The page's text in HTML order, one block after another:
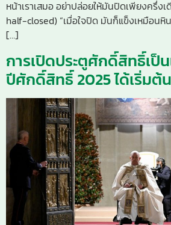
หน้าเราเสมอ อย่าปล่อยให้มันปิดเพียงครึ่ง
half-closed) “เมื่อใจปิด มันก็แข็งเหมือนหิ
[…]
การเปิดประตูศักดิ์สิทธิ์เป็
ปีศักดิ์สิทธิ์ 2025 ได้เริ่มต้